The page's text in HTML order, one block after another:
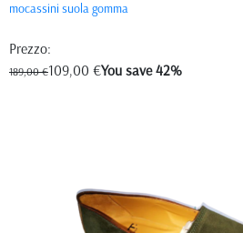
mocassini suola gomma
Prezzo:
189,00 €109,00 €You save 42%